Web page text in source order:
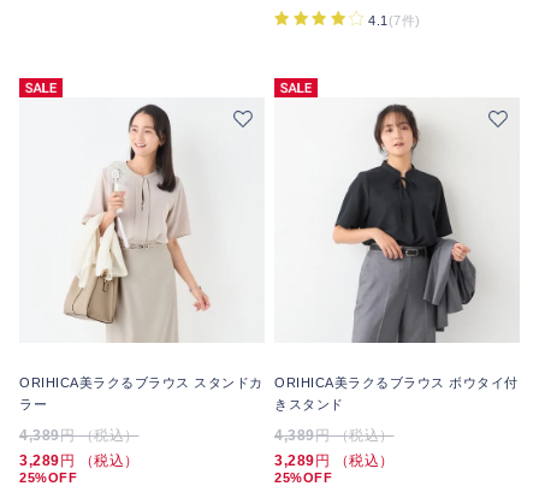
4.1 (7件)
ORIHICA美ラクるブラウス スタンドカ
ラー
4,389円 （税込）
3,289 円 （税込）
25%OFF
ORIHICA美ラクるブラウス ボウタイ付
きスタンド
4,389円 （税込）
3,289 円 （税込）
25%OFF